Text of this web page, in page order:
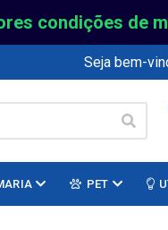
condições de
Seja bem-
PET